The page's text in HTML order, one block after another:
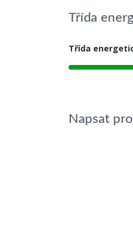
Třída
Třída
Napsat